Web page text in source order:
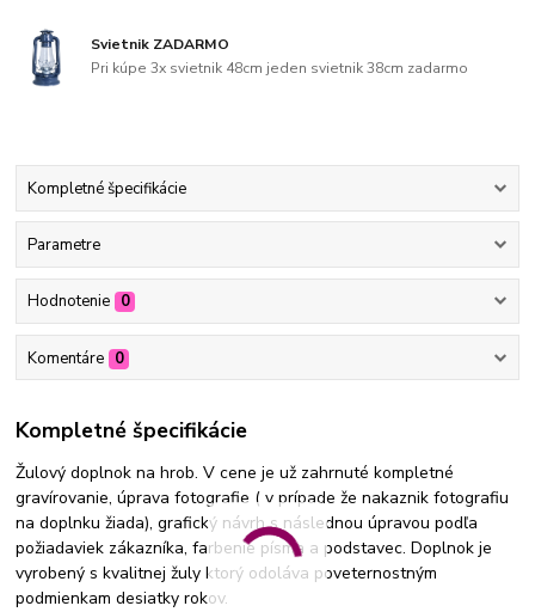
Svietnik ZADARMO
Pri kúpe 3x svietnik 48cm jeden svietnik 38cm zadarmo
Kompletné špecifikácie
Parametre
Hodnotenie 0
Komentáre 0
Kompletné špecifikácie
Žulový doplnok na hrob. V cene je už zahrnuté kompletné
gravírovanie, úprava fotografie ( v prípade že nakaznik fotografiu
na doplnku žiada), grafický návrh s následnou úpravou podľa
požiadaviek zákazníka, farbenie písma a podstavec. Doplnok je
vyrobený s kvalitnej žuly ktorý odoláva poveternostným
podmienkam desiatky rokov.